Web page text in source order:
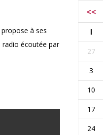
à ses
radio écoutée par
<<
l
27
3
10
17
24